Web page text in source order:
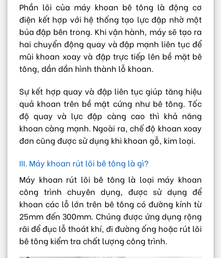
Phần lõi của máy khoan bê tông là động cơ
điện kết hợp với hệ thống tạo lực đập nhờ một
búa đập bên trong. Khi vận hành, máy sẽ tạo ra
hai chuyển động quay và đập mạnh liên tục để
mũi khoan xoay và đập trực tiếp lên bề mặt bê
tông, dần dần hình thành lỗ khoan.
Sự kết hợp quay và đập liên tục giúp tăng hiệu
quả khoan trên bề mặt cứng như bê tông. Tốc
độ quay và lực đập càng cao thì khả năng
khoan càng mạnh. Ngoài ra, chế độ khoan xoay
đơn cũng được sử dụng khi khoan gỗ, kim loại.
III. Máy khoan rút lõi bê tông là gì?
Máy khoan rút lõi bê tông là loại máy khoan
công trình chuyên dụng, được sử dụng để
khoan các lỗ lớn trên bê tông có đường kính từ
25mm đến 300mm. Chúng được ứng dụng rộng
rãi để đục lỗ thoát khí, đi đường ống hoặc rút lõi
bê tông kiểm tra chất lượng công trình.